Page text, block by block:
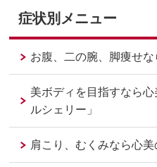
症状別メニュー
お腹、二の腕、脚痩せ
美ボディを目指すなら
ルシェリー」
肩こり、むくみなら心